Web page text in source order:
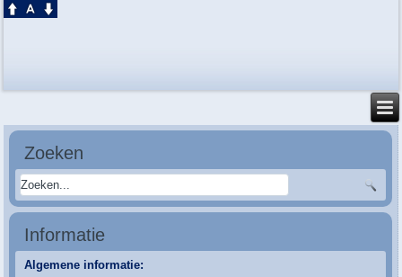
Zoeken
Informatie
Algemene informatie: